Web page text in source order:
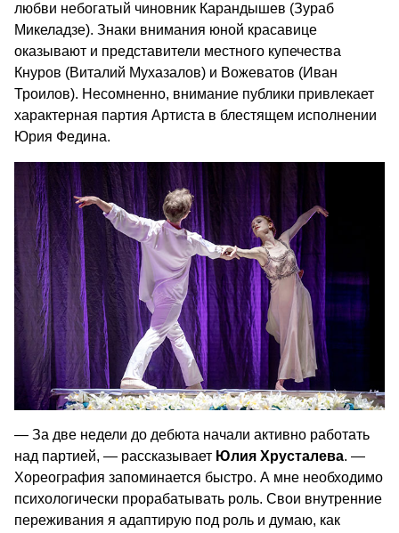
любви небогатый чиновник Карандышев (Зураб
Микеладзе). Знаки внимания юной красавице
оказывают и представители местного купечества
Кнуров (Виталий Мухазалов) и Вожеватов (Иван
Троилов). Несомненно, внимание публики привлекает
характерная партия Артиста в блестящем исполнении
Юрия Федина.
— За две недели до дебюта начали активно работать
над партией, — рассказывает Юлия Хрусталева. —
Хореография запоминается быстро. А мне необходимо
психологически прорабатывать роль. Свои внутренние
переживания я адаптирую под роль и думаю, как